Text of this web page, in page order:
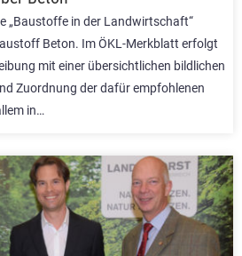
„Baustoffe in der Landwirtschaft“
Beton. Im ÖKL-Merkblatt erfolgt
mit einer übersichtlichen bildlichen
Zuordnung der dafür empfohlenen
in…